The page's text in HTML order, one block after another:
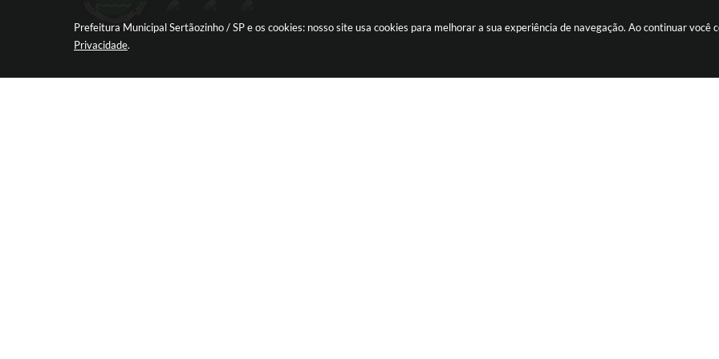
Prefeitura Municipal Sertãozinho / SP e os cookies: nosso site usa cookies para melhorar a sua experiência de navegação. Ao continuar você
Privacidade.